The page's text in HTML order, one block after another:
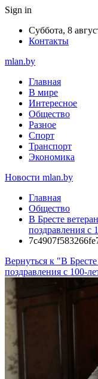
Sign in
Суббота, 8
Контакты
mlan.by
Главная
В мире
Интересное
Общество
Разное
Спорт
Транспорт
Экономика
Новости mlan.by
Главная
Общество
В Бресте
поздравления с
Вернуться к "В
поздравления с 100-